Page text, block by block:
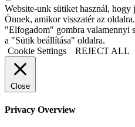
Website-unk sütiket használ,
Önnek, amikor visszatér az
"Elfogadom" gombra valamennyi
a "Sütik beállítása" oldalra.
Cookie Settings
REJECT ALL
Close
Privacy Overview